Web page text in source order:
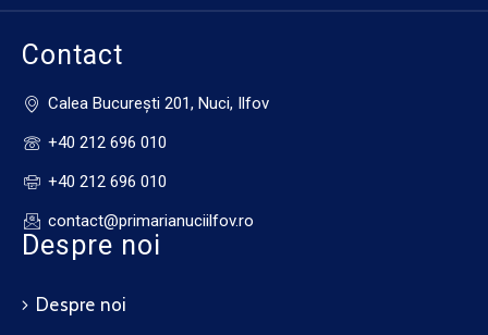
Contact
Calea Bucureşti 201, Nuci, Ilfov
+40 212 696 010
+40 212 696 010
contact@primarianuciilfov.ro
Despre noi
Despre noi